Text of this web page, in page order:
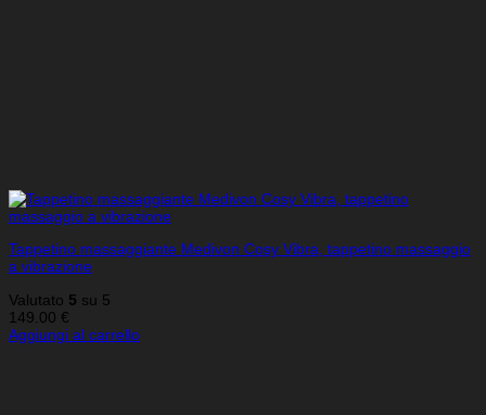
Tappetino massaggiante Medivon Cosy Vibra, tappetino massaggio
a vibrazione
Valutato 5 su 5
149.00 €
Aggiungi al carrello